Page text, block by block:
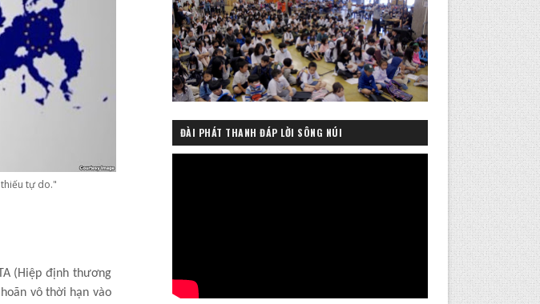
tự do."
(Hiệp định thương
vô thời hạn vào
ĐÀI PHÁT THANH ĐÁP LỜI SÔNG NÚI